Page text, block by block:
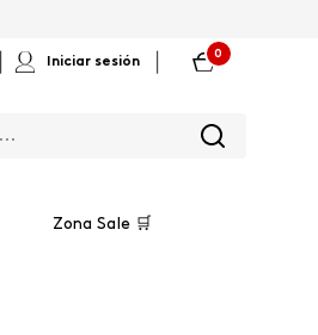
Iniciar sesión
0
Zona Sale 🛒